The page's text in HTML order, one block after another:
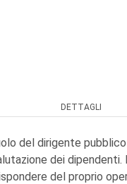
DETTAGLI
del dirigente pubblico
dei dipendenti.
del proprio